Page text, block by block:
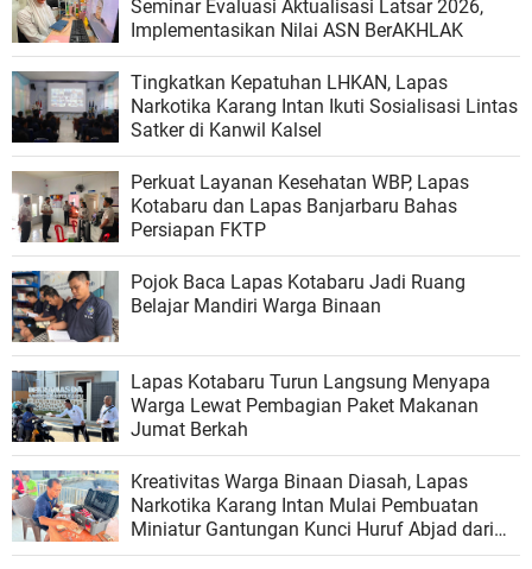
Seminar Evaluasi Aktualisasi Latsar 2026,
Implementasikan Nilai ASN BerAKHLAK
Tingkatkan Kepatuhan LHKAN, Lapas
Narkotika Karang Intan Ikuti Sosialisasi Lintas
Satker di Kanwil Kalsel
Perkuat Layanan Kesehatan WBP, Lapas
Kotabaru dan Lapas Banjarbaru Bahas
Persiapan FKTP
Pojok Baca Lapas Kotabaru Jadi Ruang
Belajar Mandiri Warga Binaan
Lapas Kotabaru Turun Langsung Menyapa
Warga Lewat Pembagian Paket Makanan
Jumat Berkah
Kreativitas Warga Binaan Diasah, Lapas
Narkotika Karang Intan Mulai Pembuatan
Miniatur Gantungan Kunci Huruf Abjad dari
Bambu